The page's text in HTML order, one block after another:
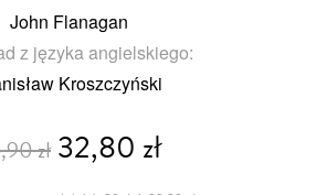
John Flanagan
z języka angielskiego:
Kroszczyński
zł32,80 zł